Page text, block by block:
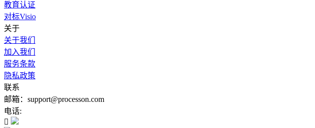
教育认证
对标Visio
关于
关于我们
加入我们
服务条款
隐私政策
联系
邮箱：support@processon.com
电话:
